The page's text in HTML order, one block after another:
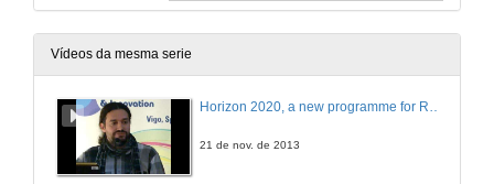
Vídeos da mesma serie
Horizon 2020, a new programme for Research and Innovation in Europe
21 de nov. de 2013